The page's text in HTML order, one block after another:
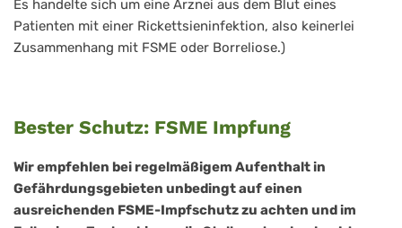
Es handelte sich um eine Arznei aus dem Blut eines
Patienten mit einer Rickettsieninfektion, also keinerlei
Zusammenhang mit FSME oder Borreliose.)
Bester Schutz: FSME Impfung
Wir empfehlen bei regelmäßigem Aufenthalt in
Gefährdungsgebieten unbedingt auf einen
ausreichenden FSME-Impfschutz zu achten und im